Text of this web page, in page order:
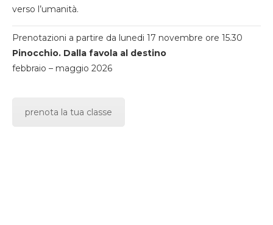
verso l’umanità.
Prenotazioni a partire da lunedi 17 novembre ore 15.30
Pinocchio. Dalla favola al destino
febbraio – maggio 2026
prenota la tua classe